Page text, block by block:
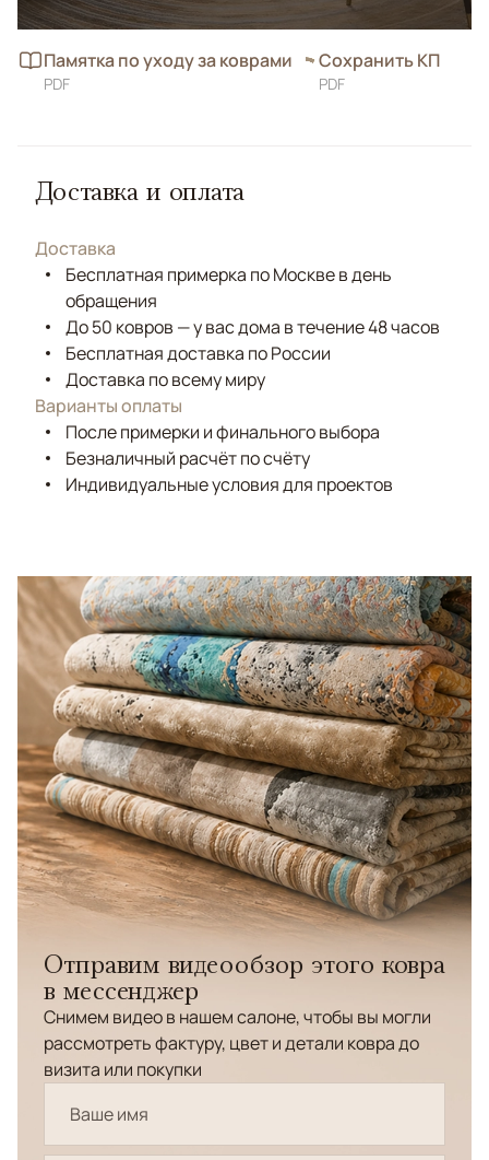
Памятка по уходу за коврами
PDF
Сохранить КП
PDF
Доставка и оплата
Доставка
Бесплатная примерка по Москве в день
обращения
До 50 ковров — у вас дома в течение 48 часов
Бесплатная доставка по России
Доставка по всему миру
Варианты оплаты
После примерки и финального выбора
Безналичный расчёт по счёту
Индивидуальные условия для проектов
Отправим видеообзор этого ковра
в мессенджер
Снимем видео в нашем салоне, чтобы вы могли
рассмотреть фактуру, цвет и детали ковра до
визита или покупки